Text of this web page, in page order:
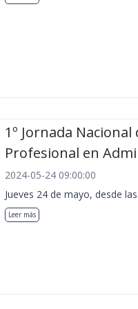
1º Jornada
Profesional en
2024-05-24 09:00:00
Jueves 24 de mayo, desde
Leer más